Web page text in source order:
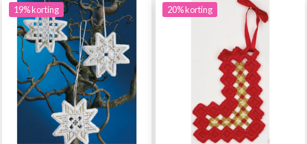
19% korting 20% korting